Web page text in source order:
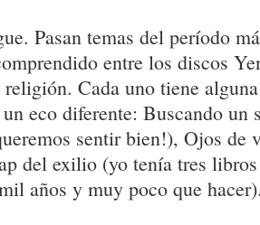
Pasan temas del período
entre los discos
Cada uno tiene
eco diferente: Buscando un
sentir bien!), Ojos de
del exilio (yo tenía tres
años y muy poco que